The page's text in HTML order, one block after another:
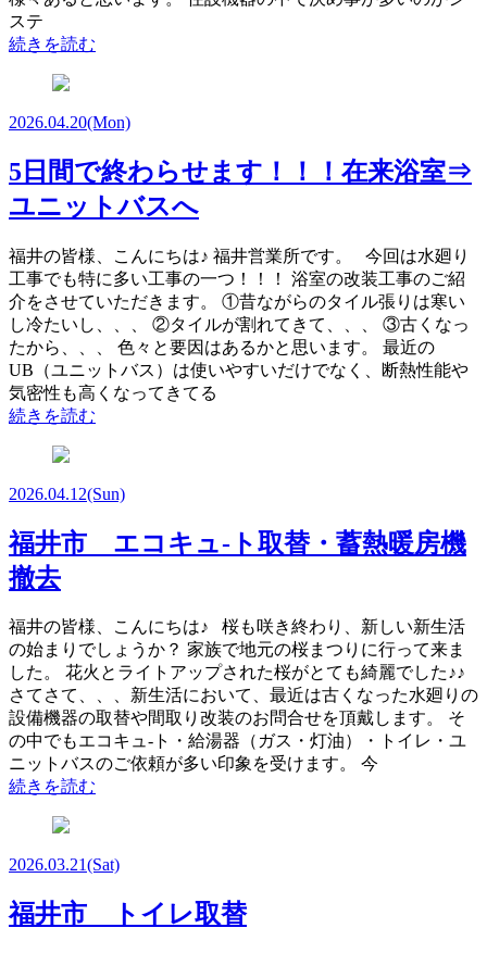
ステ
続きを読む
2026.04.20(Mon)
5日間で終わらせます！！！在来浴室⇒
ユニットバスへ
福井の皆様、こんにちは♪ 福井営業所です。 今回は水廻り
工事でも特に多い工事の一つ！！！ 浴室の改装工事のご紹
介をさせていただきます。 ①昔ながらのタイル張りは寒い
し冷たいし、、、 ②タイルが割れてきて、、、 ③古くなっ
たから、、、 色々と要因はあるかと思います。 最近の
UB（ユニットバス）は使いやすいだけでなく、断熱性能や
気密性も高くなってきてる
続きを読む
2026.04.12(Sun)
福井市 エコキュ-ト取替・蓄熱暖房機
撤去
福井の皆様、こんにちは♪ 桜も咲き終わり、新しい新生活
の始まりでしょうか？ 家族で地元の桜まつりに行って来ま
した。 花火とライトアップされた桜がとても綺麗でした♪♪
さてさて、、、新生活において、最近は古くなった水廻りの
設備機器の取替や間取り改装のお問合せを頂戴します。 そ
の中でもエコキュ-ト・給湯器（ガス・灯油）・トイレ・ユ
ニットバスのご依頼が多い印象を受けます。 今
続きを読む
2026.03.21(Sat)
福井市 トイレ取替